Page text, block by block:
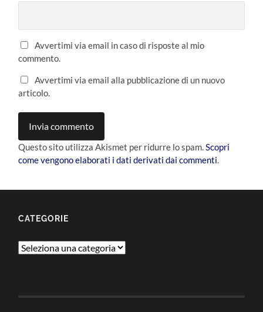
Avvertimi via email in caso di risposte al mio
commento.
Avvertimi via email alla pubblicazione di un nuovo
articolo.
Questo sito utilizza Akismet per ridurre lo spam.Scopri
come vengono elaborati i dati derivati dai commenti.
CATEGORIE
Categorie